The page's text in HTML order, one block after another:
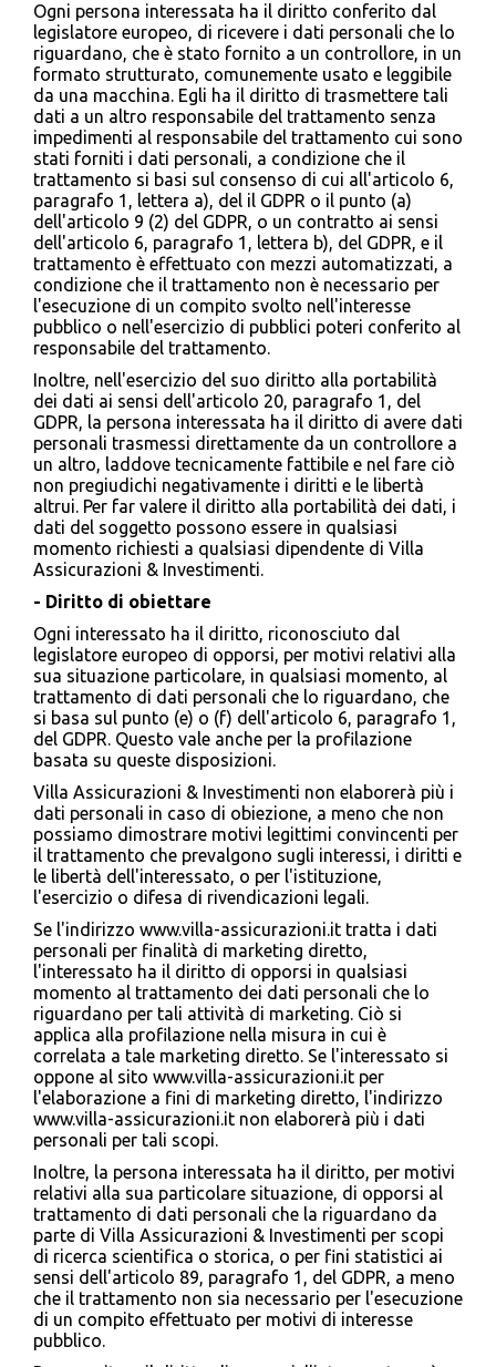
Ogni persona interessata ha il diritto conferito dal
legislatore europeo, di ricevere i dati personali che lo
riguardano, che è stato fornito a un controllore, in un
formato strutturato, comunemente usato e leggibile
da una macchina. Egli ha il diritto di trasmettere tali
dati a un altro responsabile del trattamento senza
impedimenti al responsabile del trattamento cui sono
stati forniti i dati personali, a condizione che il
trattamento si basi sul consenso di cui all'articolo 6,
paragrafo 1, lettera a), del il GDPR o il punto (a)
dell'articolo 9 (2) del GDPR, o un contratto ai sensi
dell'articolo 6, paragrafo 1, lettera b), del GDPR, e il
trattamento è effettuato con mezzi automatizzati, a
condizione che il trattamento non è necessario per
l'esecuzione di un compito svolto nell'interesse
pubblico o nell'esercizio di pubblici poteri conferito al
responsabile del trattamento.
Inoltre, nell'esercizio del suo diritto alla portabilità
dei dati ai sensi dell'articolo 20, paragrafo 1, del
GDPR, la persona interessata ha il diritto di avere dati
personali trasmessi direttamente da un controllore a
un altro, laddove tecnicamente fattibile e nel fare ciò
non pregiudichi negativamente i diritti e le libertà
altrui. Per far valere il diritto alla portabilità dei dati, i
dati del soggetto possono essere in qualsiasi
momento richiesti a qualsiasi dipendente di Villa
Assicurazioni & Investimenti.
- Diritto di obiettare
Ogni interessato ha il diritto, riconosciuto dal
legislatore europeo di opporsi, per motivi relativi alla
sua situazione particolare, in qualsiasi momento, al
trattamento di dati personali che lo riguardano, che
si basa sul punto (e) o (f) dell'articolo 6, paragrafo 1,
del GDPR. Questo vale anche per la profilazione
basata su queste disposizioni.
Villa Assicurazioni & Investimenti non elaborerà più i
dati personali in caso di obiezione, a meno che non
possiamo dimostrare motivi legittimi convincenti per
il trattamento che prevalgono sugli interessi, i diritti e
le libertà dell'interessato, o per l'istituzione,
l'esercizio o difesa di rivendicazioni legali.
Se l'indirizzo www.villa-assicurazioni.it tratta i dati
personali per finalità di marketing diretto,
l'interessato ha il diritto di opporsi in qualsiasi
momento al trattamento dei dati personali che lo
riguardano per tali attività di marketing. Ciò si
applica alla profilazione nella misura in cui è
correlata a tale marketing diretto. Se l'interessato si
oppone al sito www.villa-assicurazioni.it per
l'elaborazione a fini di marketing diretto, l'indirizzo
www.villa-assicurazioni.it non elaborerà più i dati
personali per tali scopi.
Inoltre, la persona interessata ha il diritto, per motivi
relativi alla sua particolare situazione, di opporsi al
trattamento di dati personali che la riguardano da
parte di Villa Assicurazioni & Investimenti per scopi
di ricerca scientifica o storica, o per fini statistici ai
sensi dell'articolo 89, paragrafo 1, del GDPR, a meno
che il trattamento non sia necessario per l'esecuzione
di un compito effettuato per motivi di interesse
pubblico.